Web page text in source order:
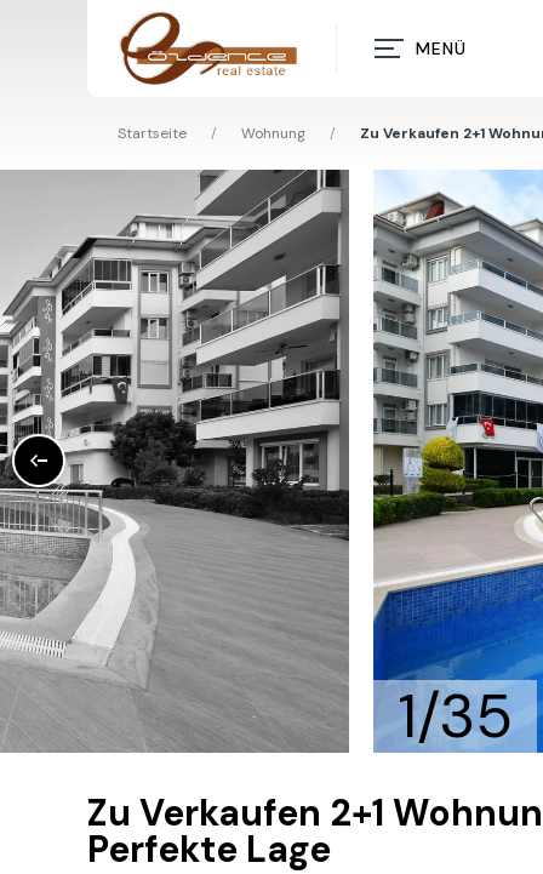
MENÜ
Startseite / Wohnung / Zu Verkaufen 2+1
1/35
Zu Verkaufen 2+1
Perfekte Lage